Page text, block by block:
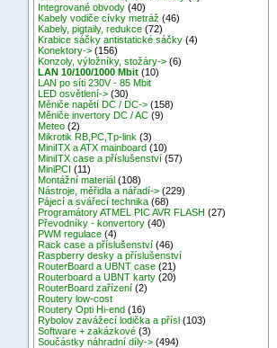
Integrované obvody (40)
Kabely vodiče cívky metráž (46)
Kabely, pigtaily, redukce (72)
Krabice sáčky antistatické sáčky (4)
Konektory-> (156)
Konzoly, výložníky, stožáry-> (6)
LAN 10/100/1000 Mbit (10)
LAN po síti 230V - 85 Mbit
LED osvětlení-> (30)
Měniče napětí DC / DC-> (158)
Měniče invertory DC / AC (9)
Meteo (2)
Mikrotik RB,PC,Tp-link (3)
MiniITX a ATX mainboard (10)
MiniITX case a příslušenství (57)
MiniPCI (11)
Montážní materiál (108)
Nástroje, měřidla a nářadí-> (229)
Pájecí a svářecí technika (68)
Programátory ATMEL PIC AVR FLASH (27)
Převodníky - konvertory (40)
PWM regulace (4)
Rack case a příslušenství (46)
Raspberry desky a příslušenství
RouterBoard a UBNT case (21)
Routerboard a UBNT karty (20)
RouterBoard zařízení (2)
Routery low-cost
Routery Opti Hi-end (16)
Rybolov zavážecí lodička a přísl (103)
Software + zakázkové (3)
Součástky náhradní díly-> (494)